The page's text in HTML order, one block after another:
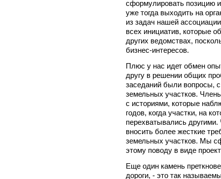
сформулировать позицию
уже тогда выходить на
из задач нашей
всех инициатив, которые
других ведомствах,
бизнес-интересов.
Плюс у нас идет обмен
другу в решении общих
заседаний были вопросы,
земельных участков.
с историями, которые
годов, когда участки, на
перехватывались
вносить более жесткие
земельных участков. Мы
этому поводу в виде
Еще один камень
дороги, - это так